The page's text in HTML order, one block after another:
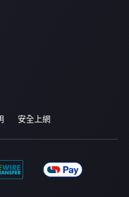
安全上網